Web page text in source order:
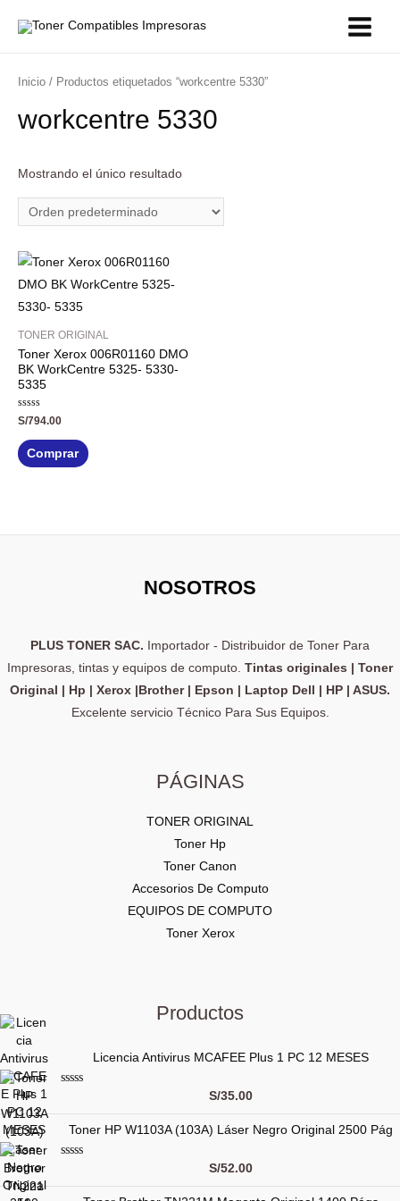
Inicio / Productos etiquetados “workcentre 5330”
workcentre 5330
Mostrando el único resultado
TONER ORIGINAL
Toner Xerox 006R01160 DMO
BK WorkCentre 5325- 5330-
5335
Valorado
con
de
5
S/794.00
Comprar
NOSOTROS
PLUS TONER SAC. Importador - Distribuidor de Toner Para
Impresoras, tintas y equipos de computo. Tintas originales | Toner
Original | Hp | Xerox |Brother | Epson | Laptop Dell | HP | ASUS.
Excelente servicio Técnico Para Sus Equipos.
PÁGINAS
TONER ORIGINAL
Toner Hp
Toner Canon
Accesorios De Computo
EQUIPOS DE COMPUTO
Toner Xerox
Productos
Licencia Antivirus MCAFEE Plus 1 PC 12 MESES
a
S/35.00
Toner HP W1103A (103A) Láser Negro Original 2500 Pág
S/52.00